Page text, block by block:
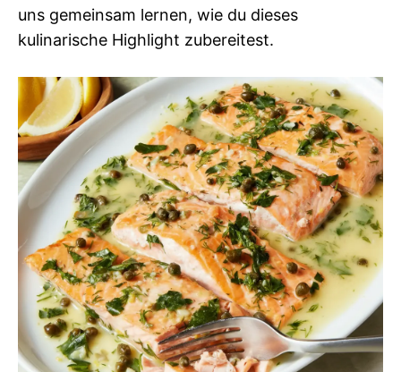
uns gemeinsam lernen, wie du dieses
kulinarische Highlight zubereitest.